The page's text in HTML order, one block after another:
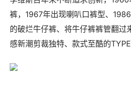
裤，1967年出现喇叭口裤型、
的破烂牛仔裤、将牛仔裤裤管翻过
感新潮剪裁独特、款式至酷的